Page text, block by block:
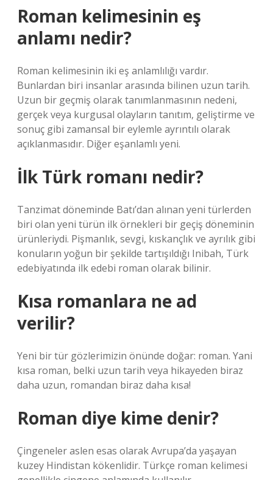
Roman kelimesinin eş
anlamı nedir?
Roman kelimesinin iki eş anlamlılığı vardır.
Bunlardan biri insanlar arasında bilinen uzun tarih.
Uzun bir geçmiş olarak tanımlanmasının nedeni,
gerçek veya kurgusal olayların tanıtım, geliştirme ve
sonuç gibi zamansal bir eylemle ayrıntılı olarak
açıklanmasıdır. Diğer eşanlamlı yeni.
İlk Türk romanı nedir?
Tanzimat döneminde Batı’dan alınan yeni türlerden
biri olan yeni türün ilk örnekleri bir geçiş döneminin
ürünleriydi. Pişmanlık, sevgi, kıskançlık ve ayrılık gibi
konuların yoğun bir şekilde tartışıldığı Inibah, Türk
edebiyatında ilk edebi roman olarak bilinir.
Kısa romanlara ne ad
verilir?
Yeni bir tür gözlerimizin önünde doğar: roman. Yani
kısa roman, belki uzun tarih veya hikayeden biraz
daha uzun, romandan biraz daha kısa!
Roman diye kime denir?
Çingeneler aslen esas olarak Avrupa’da yaşayan
kuzey Hindistan kökenlidir. Türkçe roman kelimesi